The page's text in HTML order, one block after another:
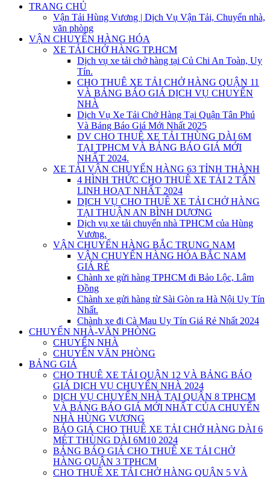
TRANG CHỦ
Vận Tải Hùng Vương | Dịch Vụ Vận Tải, Chuyển nhà,
văn phòng
VẬN CHUYỂN HÀNG HÓA
XE TẢI CHỞ HÀNG TP.HCM
Dịch vụ xe tải chở hàng tại Củ Chi An Toàn, Uy
Tín.
CHO THUÊ XE TẢI CHỞ HÀNG QUẬN 11
VÀ BẢNG BÁO GIÁ DỊCH VỤ CHUYỂN
NHÀ
Dịch Vụ Xe Tải Chở Hàng Tại Quận Tân Phú
Và Bảng Báo Giá Mới Nhất 2025
DV CHO THUÊ XE TẢI THÙNG DÀI 6M
TẠI TPHCM VÀ BẢNG BÁO GIÁ MỚI
NHẤT 2024.
XE TẢI VẬN CHUYỂN HÀNG 63 TỈNH THÀNH
4 HÌNH THỨC CHO THUÊ XE TẢI 2 TẤN
LINH HOẠT NHẤT 2024
DỊCH VỤ CHO THUÊ XE TẢI CHỞ HÀNG
TẠI THUẬN AN BÌNH DƯƠNG
Dịch vụ xe tải chuyển nhà TPHCM của Hùng
Vương.
VẬN CHUYỂN HÀNG BẮC TRUNG NAM
VẬN CHUYỂN HÀNG HÓA BẮC NAM
GIÁ RẺ
Chành xe gửi hàng TPHCM đi Bảo Lộc, Lâm
Đồng
Chành xe gửi hàng từ Sài Gòn ra Hà Nội Uy Tín
Nhất.
Chành xe đi Cà Mau Uy Tín Giá Rẻ Nhất 2024
CHUYỂN NHÀ-VĂN PHÒNG
CHUYỂN NHÀ
CHUYỂN VĂN PHÒNG
BẢNG GIÁ
CHO THUÊ XE TẢI QUẬN 12 VÀ BẢNG BÁO
GIÁ DỊCH VỤ CHUYỂN NHÀ 2024
DỊCH VỤ CHUYỂN NHÀ TẠI QUẬN 8 TPHCM
VÀ BẢNG BÁO GIÁ MỚI NHẤT CỦA CHUYỂN
NHÀ HÙNG VƯƠNG
BÁO GIÁ CHO THUÊ XE TẢI CHỞ HÀNG DÀI 6
MÉT THÙNG DÀI 6M10 2024
BẢNG BÁO GIÁ CHO THUÊ XE TẢI CHỞ
HÀNG QUẬN 3 TPHCM
CHO THUÊ XE TẢI CHỞ HÀNG QUẬN 5 VÀ